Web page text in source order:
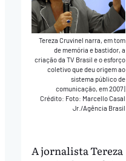
Tereza Cruvinel narra, em tom
de memória e bastidor, a
criação da TV Brasil e o esforço
coletivo que deu origem ao
sistema público de
comunicação, em 2007|
Crédito: Foto: Marcello Casal
Jr./Agência Brasil
A jornalista Tereza